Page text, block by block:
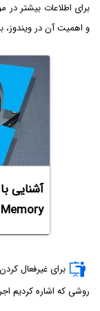
و اهمیت آن در ویندوز،
Memory در ویندوز
برای غیرفعال
روشی که اشاره کردیم